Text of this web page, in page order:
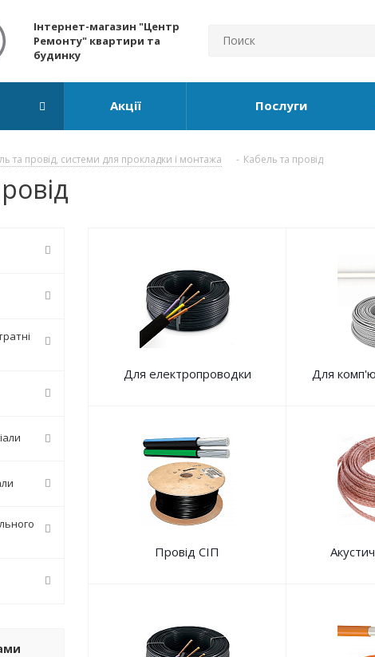
Інтернет-магазин "Центр
Ремонту" квартири та
будинку
Акції Послуги
та провід, системи для прокладки і монтажа - Кабель та провід
Для електропроводки Для
Провід СІП